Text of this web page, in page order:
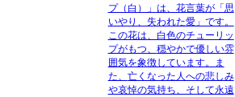
プ（白）」は、花言葉が「思
いやり、失われた愛」です。
この花は、白色のチューリッ
プがもつ、 穏やかで優しい雰
囲気を象徴しています。ま
た、 亡くなった人への悲しみ
や哀悼の気持ち、そして永遠